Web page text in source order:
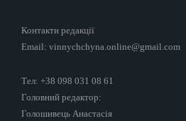
Контакти редакції
Email: vinnychchyna.online@gmail.com
Тел: +38 098 031 08 61
Головний редактор:
Голошивець Анастасія